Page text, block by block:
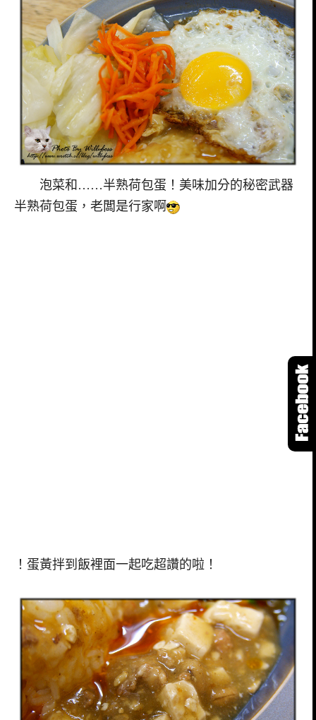
泡菜和……半熟荷包蛋！美味加分的秘密武器
半熟荷包蛋，老闆是行家啊
！蛋黃拌到飯裡面一起吃超讚的啦！